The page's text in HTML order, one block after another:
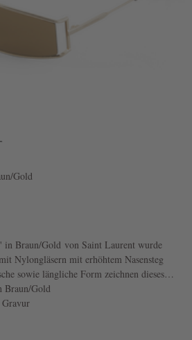
Gold
Braun/Gold von Saint Laurent wurde
Nylongläsern mit erhöhtem Nasensteg
sowie längliche Form zeichnen dieses
Gold